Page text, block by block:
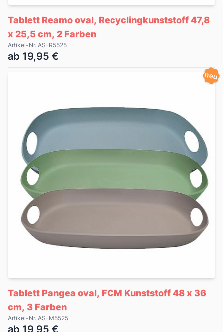
Tablett Reamo oval, Recyclingkunststoff 47,8
x 25,5 cm, 2 Farben
Artikel-Nr. AS-R5525
ab 19,95 €
neu
Tablett Pangea oval, FCM Kunststoff 48 x 36
cm, 3 Farben
Artikel-Nr. AS-M5525
ab 19,95 €